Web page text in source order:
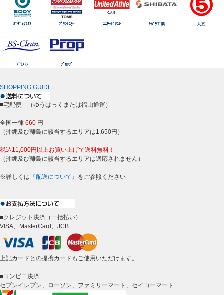
ﾎﾞﾃﾞｨﾀﾌﾈｽ ﾌﾟﾘﾝﾄｽﾀｰ ﾕﾆﾃｯﾄﾞｱｽﾚ ｼﾊﾞﾗ工業 丸五
ﾌﾞﾗｽﾄﾝ ﾌﾟﾛｯﾌﾟ
SHOPPING GUIDE
■宅配便 （ゆうぱっくまたは福山通運）
全国一律 660 円
（沖縄及び離島に該当するエリアは1,650円）
税込11,000円以上お買い上げで送料無料！
（沖縄及び離島に該当するエリアは適応されません）
※詳しくは 『配送について』 をご参照ください
■クレジット決済（一括払い）
VISA、MasterCard、JCB
上記カードとの提携カードもご使用いただけます。
■コンビニ決済
セブンイレブン、ローソン、ファミリーマート、セイコーマート